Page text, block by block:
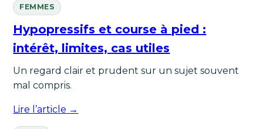
FEMMES
Hypopressifs et course à pied :
intérêt, limites, cas utiles
Un regard clair et prudent sur un sujet souvent
mal compris.
Lire l’article →